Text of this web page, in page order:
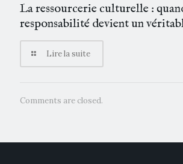
La ressourcerie culturelle :
responsabilité devient un
Lire la suite
Comments are closed.